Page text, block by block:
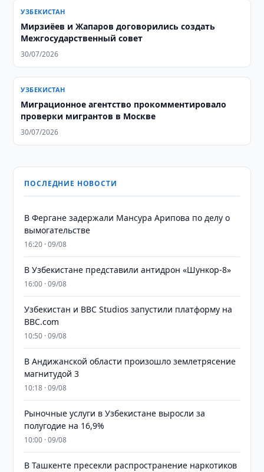
УЗБЕКИСТАН
Мирзиёев и Жапаров договорились создать
Межгосударственный совет
30/07/2026
УЗБЕКИСТАН
Миграционное агентство прокомментировало
проверки мигрантов в Москве
30/07/2026
ПОСЛЕДНИЕ НОВОСТИ
В Фергане задержали Мансура Арипова по делу о
вымогательстве
16:20 · 09/08
В Узбекистане представили антидрон «Шункор-8»
16:00 · 09/08
Узбекистан и BBC Studios запустили платформу на
BBC.com
10:50 · 09/08
В Андижанской области произошло землетрясение
магнитудой 3
10:18 · 09/08
Рыночные услуги в Узбекистане выросли за
полугодие на 16,9%
10:00 · 09/08
В Ташкенте пресекли распространение наркотиков